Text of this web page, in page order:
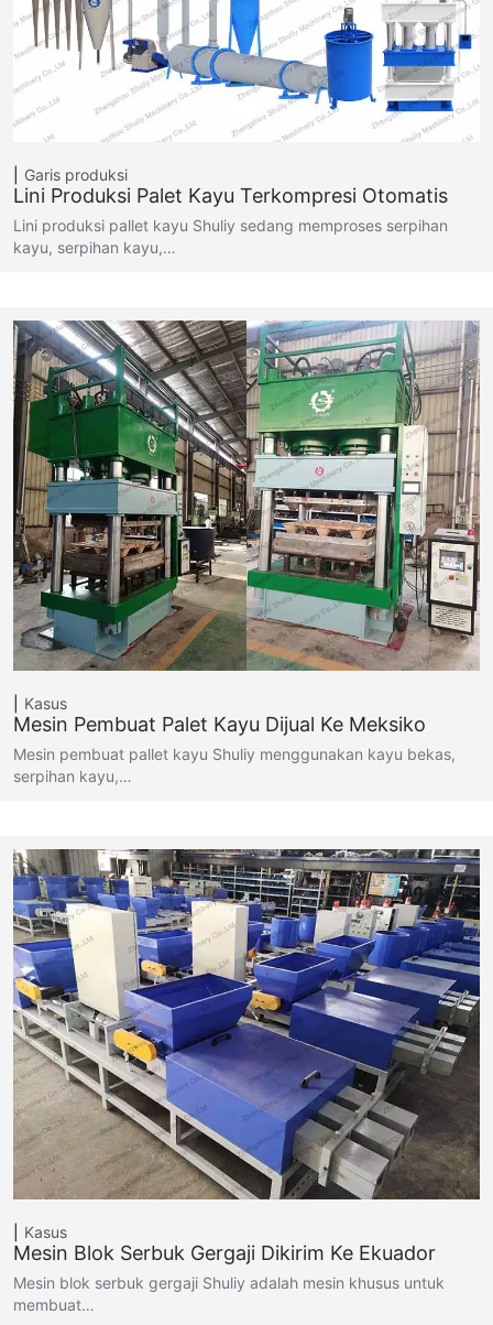
Garis produksi
Lini Produksi Palet Kayu Terkompresi Otomatis
Lini produksi pallet kayu Shuliy sedang memproses serpihan
kayu, serpihan kayu,…
Kasus
Mesin Pembuat Palet Kayu Dijual Ke Meksiko
Mesin pembuat pallet kayu Shuliy menggunakan kayu bekas,
serpihan kayu,…
Kasus
Mesin Blok Serbuk Gergaji Dikirim Ke Ekuador
Mesin blok serbuk gergaji Shuliy adalah mesin khusus untuk
membuat…